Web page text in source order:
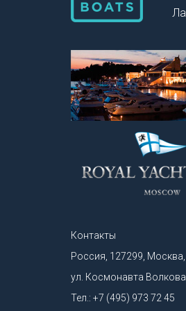
Контакты
Россия, 127299, Москва,
ул. Космонавта
Тел.: +7 (495) 973 72 45